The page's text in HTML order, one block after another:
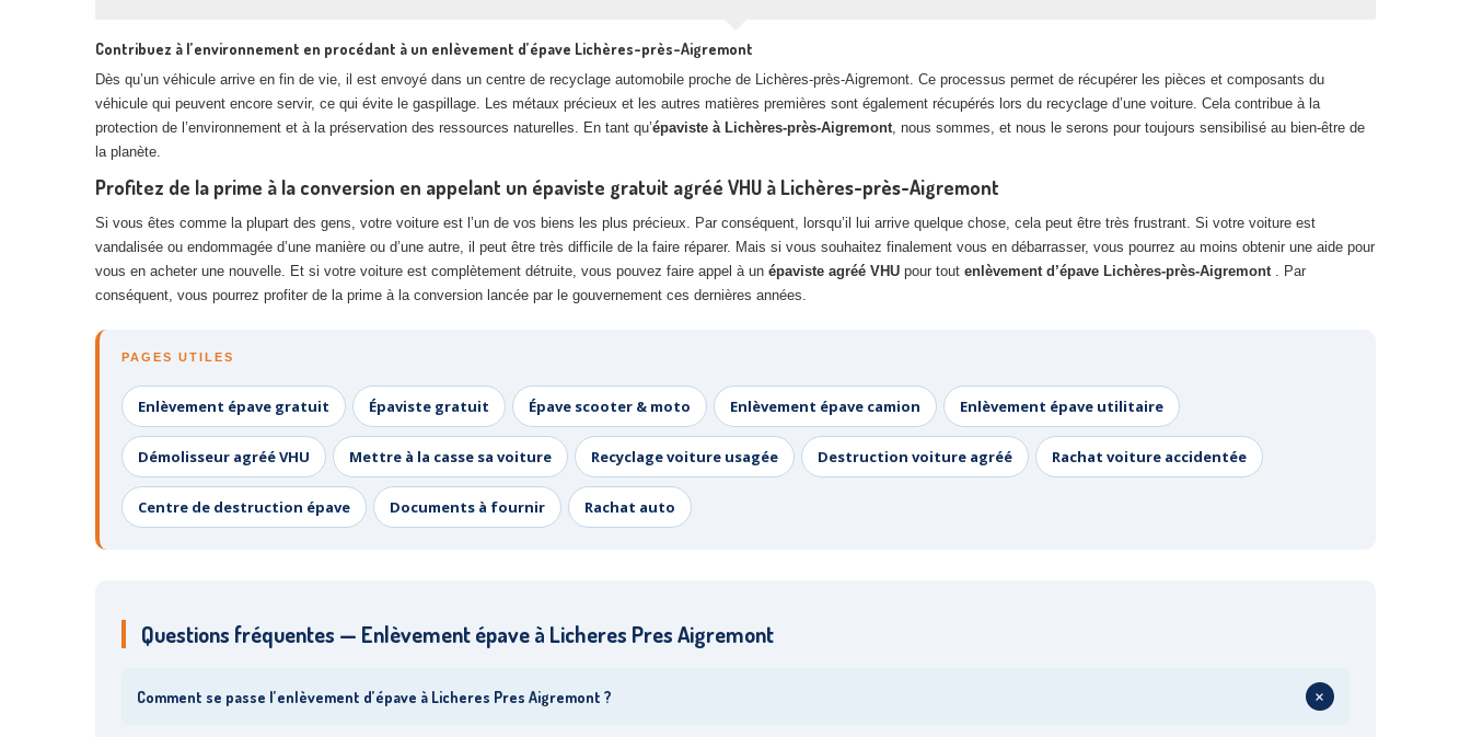
Contribuez à l’environnement en procédant à un enlèvement d’épave Lichères-près-Aigremont
Dès qu’un véhicule arrive en fin de vie, il est envoyé dans un centre de recyclage automobile proche de Lichères-près-Aigremont. Ce processus permet de récupérer les pièces et composants du
véhicule qui peuvent encore servir, ce qui évite le gaspillage. Les métaux précieux et les autres matières premières sont également récupérés lors du recyclage d’une voiture. Cela contribue à la
protection de l’environnement et à la préservation des ressources naturelles. En tant qu’épaviste à Lichères-près-Aigremont, nous sommes, et nous le serons pour toujours sensibilisé au bien-être de
la planète.
Profitez de la prime à la conversion en appelant un épaviste gratuit agréé VHU à Lichères-près-Aigremont
Si vous êtes comme la plupart des gens, votre voiture est l’un de vos biens les plus précieux. Par conséquent, lorsqu’il lui arrive quelque chose, cela peut être très frustrant. Si votre voiture est
vandalisée ou endommagée d’une manière ou d’une autre, il peut être très difficile de la faire réparer. Mais si vous souhaitez finalement vous en débarrasser, vous pourrez au moins obtenir une aide pour
vous en acheter une nouvelle. Et si votre voiture est complètement détruite, vous pouvez faire appel à un épaviste agréé VHU pour tout enlèvement d’épave Lichères-près-Aigremont . Par
conséquent, vous pourrez profiter de la prime à la conversion lancée par le gouvernement ces dernières années.
PAGES UTILES
Enlèvement épave gratuit Épaviste gratuit Épave scooter & moto Enlèvement épave camion Enlèvement épave utilitaire
Démolisseur agréé VHU Mettre à la casse sa voiture Recyclage voiture usagée Destruction voiture agréé Rachat voiture accidentée
Centre de destruction épave Documents à fournir Rachat auto
Questions fréquentes — Enlèvement épave à Licheres Pres Aigremont
Comment se passe l’enlèvement d’épave à Licheres Pres Aigremont ? +